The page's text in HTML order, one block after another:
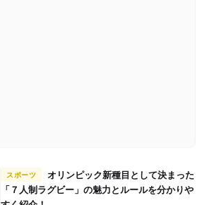
スポーツ
「７人制ラグビー」の魅力とルールを分かりや